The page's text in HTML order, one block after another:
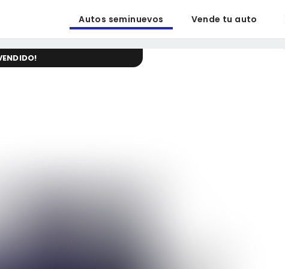
Autos seminuevos Vende tu auto
!